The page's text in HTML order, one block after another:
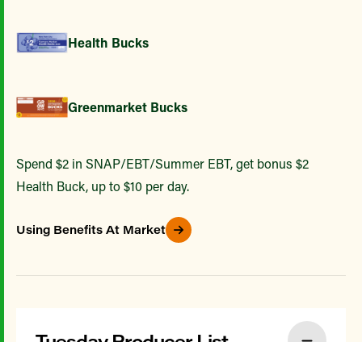
Health Bucks
Greenmarket Bucks
Spend $2 in SNAP/EBT/Summer EBT, get bonus $2
Health Buck, up to $10 per day.
Using Benefits At Market